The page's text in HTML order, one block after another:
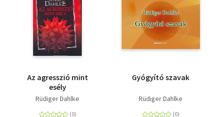
Az agresszió mint
esély
Rüdiger Dahlke
Gyógyító szavak
Rüdiger Dahlke